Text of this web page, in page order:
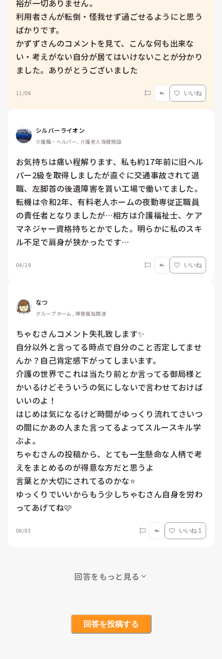
裕が一切ありません。
利用者さんが転倒・怪我せず過ごせるようにと思う
ばかりです。
かずずさんのコメントを見て、こんな何も出来な
い・考えがない自分が居てはいけないことが分かり
ました。ありがとうございました
11/06 いいね
シルバーライオン
介護職・ヘルパー, 介護老人保健施設
お気持ちは痛い程解ります、私も約17年前に旧ヘル
パー2級を取得しましたが直ぐに交通事故されて退
職、左脚首の後遺障害を貰い工場で働いてました。
転機は令和2年、有料老人ホームの夜勤専従正職員
の責任者となりましたが…相方は介護福祉士、ケア
マネジャー資格持ちとかでした。明らかに私のスキ
ル不足で肩身が狭かったです…
04/29 いいね
なつ
グループホーム, 障害福祉関連
ちゃむさんコメント失礼致します✨
自分以外と言ってる時点で自分のこと否定してませ
んか？自己肯定感下がってしまいます。
介護の世界でこれは当たり前とか言ってる御局様と
かいるけどそういうの気にしないで言わせておけば
いいのよ！
はじめは気になるけど時間がゆっくり流れてさいつ
の間にかあの人また言ってるよってスルースキル学
ぶよ。
ちゃむさんの投稿から、とても一生懸命な人柄で考
えをまとめるのが得意な方だと思うよ
言葉とか大切にされてるのかな⭐️
ゆっくりでいいからもう少しちゃむさん自身を労わ
ってあげてね🩷
06/03 いいね 1
回答をもっと見る
回答を投稿する